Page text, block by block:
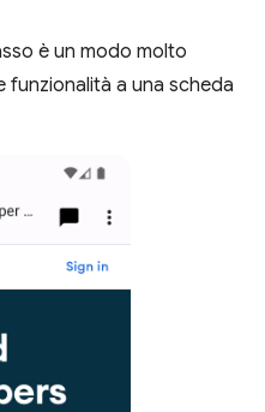
è un modo molto
funzionalità a una scheda